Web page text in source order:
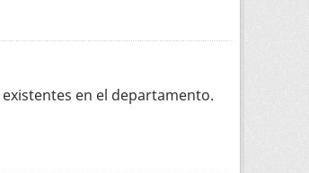
en el departamento.